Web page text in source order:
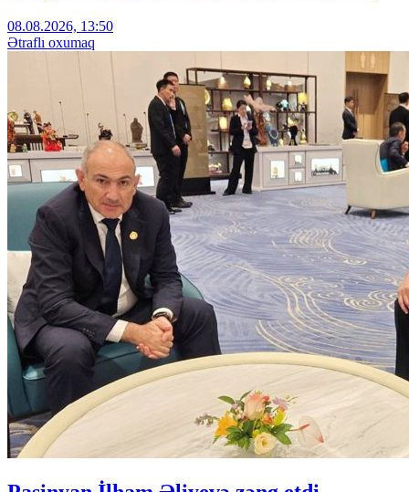
08.08.2026, 13:50
Ətraflı oxumaq